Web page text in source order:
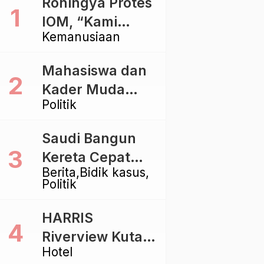
Kemanusiaan
IOM, “Kami
dibiarkan Mati
Politik
Mahasiswa dan
Kader Muda
Ramaikan Forum
Golkar di
Singaraja
Berita Bidik kasus
Politik
Saudi Bangun
Kereta Cepat
Rp112 Triliun,
Proyek Rp116
Triliun yang
Baru Sampai
Hotel
HARRIS
Riverview Kuta
Bali Tawarkan